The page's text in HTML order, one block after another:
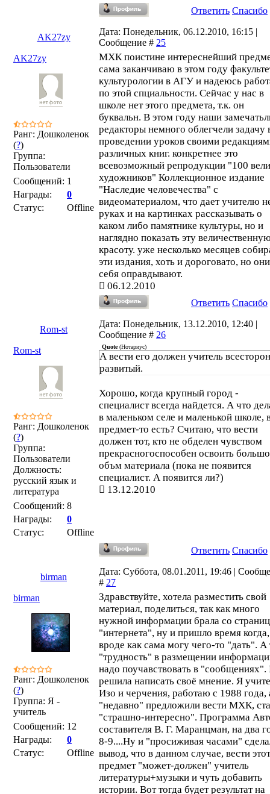
Ответить Спасибо
AK27zy
Дата: Понедельник, 06.12.2010, 16:15 |
Сообщение # 25
AK27zy
Ранг: Дошколенок
(?)
Группа:
Пользователи
Сообщений: 1
Награды:
0
Статус:
Offline
МХК поистине интереснейший
сама заканчиваю в этом году
культурологии в АГУ и надеюсь
по этой спциальности. Сейчас у нас в
школе нет этого предмета, т.к. он
буквальн. В этом году наши
редакторы немного облегчели задачу
проведении уроков своими
различных книг. конкретнее это
всевозможный репродукции "100
художников" Коллекционное издание
"Наследие человечества" с
видеоматериалом, что дает учителю
руках и на картинках рассказывать о
каком либо памятнике культуры, но и
наглядно показать эту
красоту. уже несколько месяцев
эти издания, хоть и дороговато, но они
себя оправдывают.
06.12.2010
Ответить Спасибо
Rom-st
Дата: Понедельник, 13.12.2010, 12:40 |
Сообщение # 26
Rom-st
Ранг: Дошколенок
(?)
Группа:
Пользователи
Должность:
русский язык и
литература
Сообщений: 8
Награды:
0
Статус:
Offline
Quote(Нотариус)
А вести его должен учитель
развитый.
Хорошо, когда крупный город -
специалист всегда найдется. А что
в маленьком селе и маленькой школе,
предмет-то есть? Считаю, что вести
должен тот, кто не обделен чувством
прекрасногоспособен освоить
объм материала (пока не появится
специалист. А появится ли?)
13.12.2010
Ответить Спасибо
birman
Дата: Суббота, 08.01.2011, 19:46 |
# 27
birman
Ранг: Дошколенок
(?)
Группа: Я -
учитель
Сообщений: 12
Награды:
0
Статус:
Offline
Здравствуйте, хотела разместить свой
материал, поделиться, так как много
нужной информации брала со страниц
"интернета", ну и пришло время когда,
вроде как сама могу чего-то "дать". А
"трудность" в размещении
надо поучавствовать в "сообщениях".
решила написать своё мнение. Я
Изо и черчения, работаю с 1988 года,
"недавно" предложили вести МХК,
"страшно-интересно". Программа
составителя В. Г. Маранцман, на два
8-9....Ну и "просиживая часами"
вывод, что в данном случае, вести этот
предмет "может-должен" учитель
литературы+музыки и чуть добавить
истории. Вот тогда будет результат на